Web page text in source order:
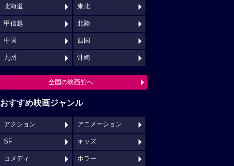
北海道 東北
甲信越 北陸
中国 四国
九州 沖縄
全国の映画館へ
おすすめ映画ジャンル
アクション アニメーション
SF キッズ
コメディ ホラー